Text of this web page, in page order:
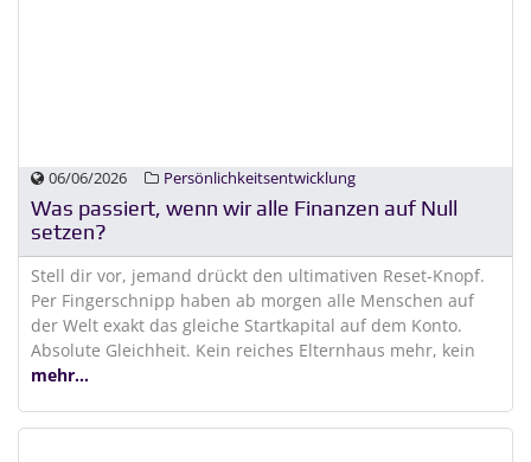
06/06/2026 Persönlichkeitsentwicklung
Was passiert, wenn wir alle Finanzen auf Null
setzen?
Stell dir vor, jemand drückt den ultimativen Reset-Knopf.
Per Fingerschnipp haben ab morgen alle Menschen auf
der Welt exakt das gleiche Startkapital auf dem Konto.
Absolute Gleichheit. Kein reiches Elternhaus mehr, kein
mehr...